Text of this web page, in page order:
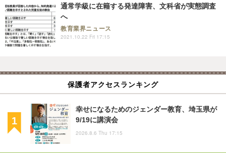
通常学級に在籍する発達障害、文科省が実態調査
へ
教育業界ニュース
2021.10.22 Fri 17:15
保護者アクセスランキング
幸せになるためのジェンダー教育、埼玉県が
9/19に講演会
2026.8.6 Thu 17:15